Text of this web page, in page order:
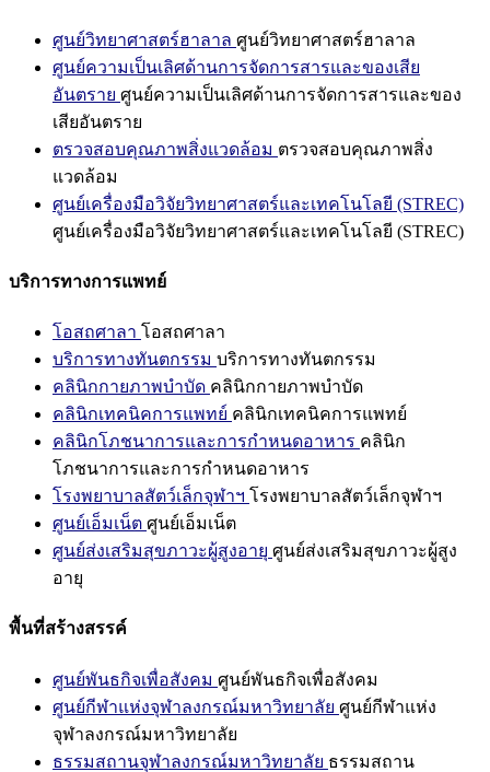
ศูนย์วิทยาศาสตร์ฮาลาล ศูนย์วิทยาศาสตร์ฮาลาล
ศูนย์ความเป็นเลิศด้านการจัดการสารและของเสีย
อันตราย ศูนย์ความเป็นเลิศด้านการจัดการสารและของ
เสียอันตราย
ตรวจสอบคุณภาพสิ่งแวดล้อม ตรวจสอบคุณภาพสิ่ง
แวดล้อม
ศูนย์เครื่องมือวิจัยวิทยาศาสตร์และเทคโนโลยี (STREC)
ศูนย์เครื่องมือวิจัยวิทยาศาสตร์และเทคโนโลยี (STREC)
บริการทางการแพทย์
โอสถศาลา โอสถศาลา
บริการทางทันตกรรม บริการทางทันตกรรม
คลินิกกายภาพบำบัด คลินิกกายภาพบำบัด
คลินิกเทคนิคการแพทย์ คลินิกเทคนิคการแพทย์
คลินิกโภชนาการและการกำหนดอาหาร คลินิก
โภชนาการและการกำหนดอาหาร
โรงพยาบาลสัตว์เล็กจุฬาฯ โรงพยาบาลสัตว์เล็กจุฬาฯ
ศูนย์เอ็มเน็ต ศูนย์เอ็มเน็ต
ศูนย์ส่งเสริมสุขภาวะผู้สูงอายุ ศูนย์ส่งเสริมสุขภาวะผู้สูง
อายุ
พื้นที่สร้างสรรค์
ศูนย์พันธกิจเพื่อสังคม ศูนย์พันธกิจเพื่อสังคม
ศูนย์กีฬาแห่งจุฬาลงกรณ์มหาวิทยาลัย ศูนย์กีฬาแห่ง
จุฬาลงกรณ์มหาวิทยาลัย
ธรรมสถานจุฬาลงกรณ์มหาวิทยาลัย ธรรมสถาน